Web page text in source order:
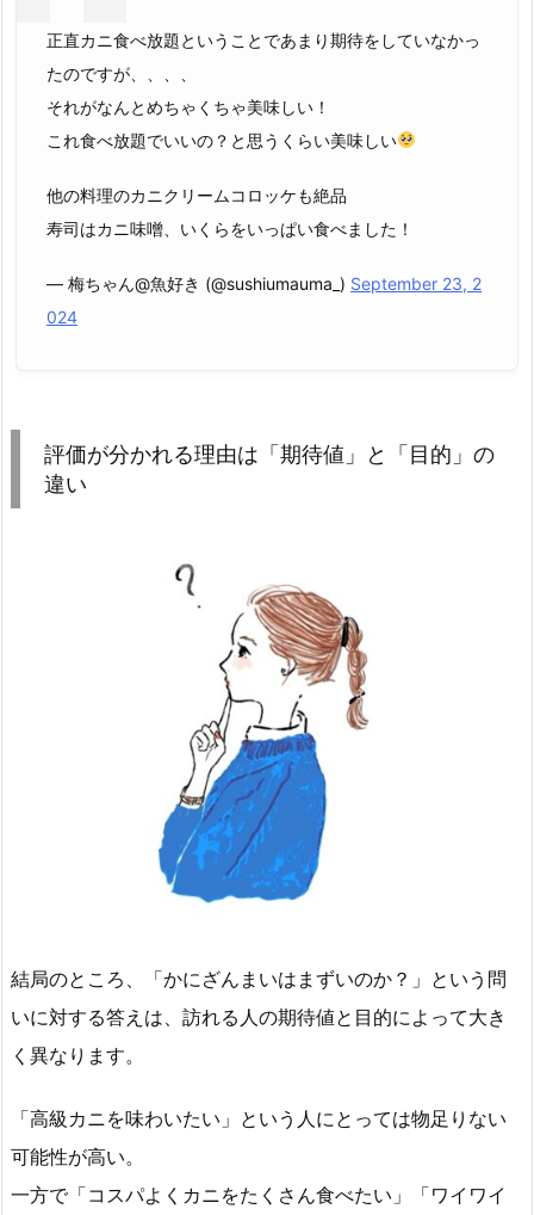
正直カニ食べ放題ということであまり期待をしていなかっ
たのですが、、、、
それがなんとめちゃくちゃ美味しい！
これ食べ放題でいいの？と思うくらい美味しい
他の料理のカニクリームコロッケも絶品
寿司はカニ味噌、いくらをいっぱい食べました！
— 梅ちゃん@魚好き (@sushiumauma_) September 23, 2
024
評価が分かれる理由は「期待値」と「目的」の
違い
結局のところ、「かにざんまいはまずいのか？」という問
いに対する答えは、訪れる人の期待値と目的によって大き
く異なります。
「高級カニを味わいたい」という人にとっては物足りない
可能性が高い。
一方で「コスパよくカニをたくさん食べたい」「ワイワイ